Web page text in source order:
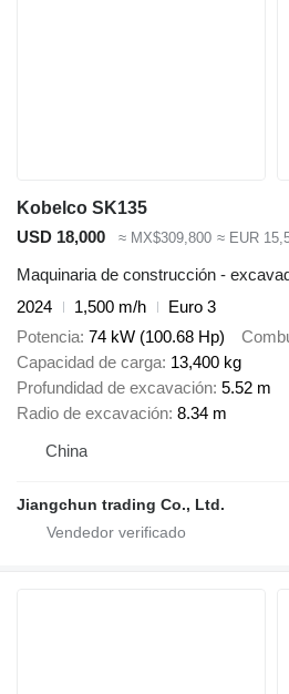
Kobelco SK135
USD 18,000
≈ MX$309,800 ≈ EUR
Maquinaria de construcción -
2024
1,500 m/h
Euro 3
Potencia 74 kW (100.68 Hp)
Capacidad de carga 13,400 kg
Profundidad de excavación 5.52 m
Radio de excavación 8.34 m
China
Jiangchun trading Co., Ltd.